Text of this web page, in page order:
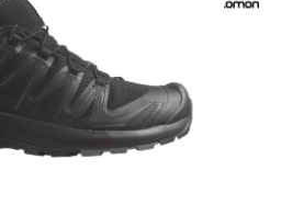
(3 Bewertungen)